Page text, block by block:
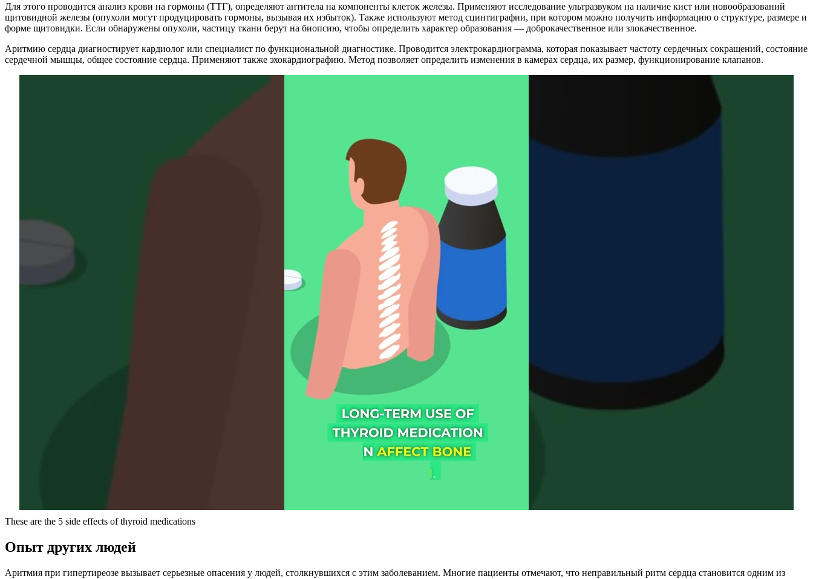
Для этого проводится анализ крови на гормоны (ТТГ), определяют антитела на компоненты клеток железы. Применяют исследование ультразвуком на наличие кист или новообразований
щитовидной железы (опухоли могут продуцировать гормоны, вызывая их избыток). Также используют метод сцинтиграфии, при котором можно получить информацию о структуре, размере и
форме щитовидки. Если обнаружены опухоли, частицу ткани берут на биопсию, чтобы определить характер образования — доброкачественное или злокачественное.
Аритмию сердца диагностирует кардиолог или специалист по функциональной диагностике. Проводится электрокардиограмма, которая показывает частоту сердечных сокращений, состояние
сердечной мышцы, общее состояние сердца. Применяют также эхокардиографию. Метод позволяет определить изменения в камерах сердца, их размер, функционирование клапанов.
These are the 5 side effects of thyroid medications
Опыт других людей
Аритмия при гипертиреозе вызывает серьезные опасения у людей, столкнувшихся с этим заболеванием. Многие пациенты отмечают, что неправильный ритм сердца становится одним из